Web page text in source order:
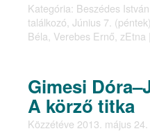
Kategória: Beszédes István
találkozó Június 7. (péntek)
Béla Verebes Ernő zEtna |
Gimesi
A körző titka
Közzétéve 2013. május